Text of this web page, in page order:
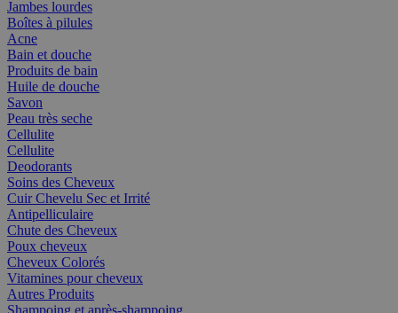
Jambes lourdes
Boîtes à pilules
Acne
Bain et douche
Produits de bain
Huile de douche
Savon
Peau très seche
Cellulite
Cellulite
Deodorants
Soins des Cheveux
Cuir Chevelu Sec et Irrité
Antipelliculaire
Chute des Cheveux
Poux cheveux
Cheveux Colorés
Vitamines pour cheveux
Autres Produits